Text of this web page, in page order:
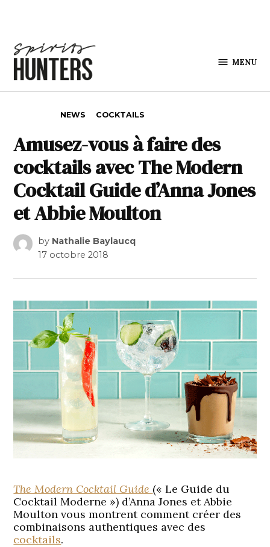
MENU
NEWS COCKTAILS
Amusez-vous à faire des
cocktails avec The Modern
Cocktail Guide d’Anna Jones
et Abbie Moulton
by Nathalie Baylaucq
17 octobre 2018
The Modern Cocktail Guide (« Le Guide du
Cocktail Moderne ») d’Anna Jones et Abbie
Moulton vous montrent comment créer des
combinaisons authentiques avec des
cocktails.